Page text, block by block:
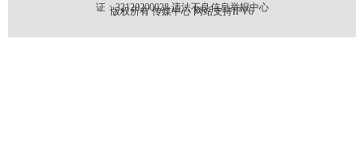
证：32120200028 违法不良信息举报中心
版权所有 传媒中心 网站支持IPV6